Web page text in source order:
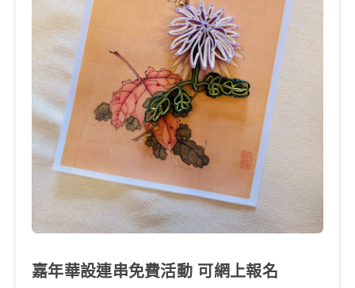
嘉年華設連串免費活動 可網上報名